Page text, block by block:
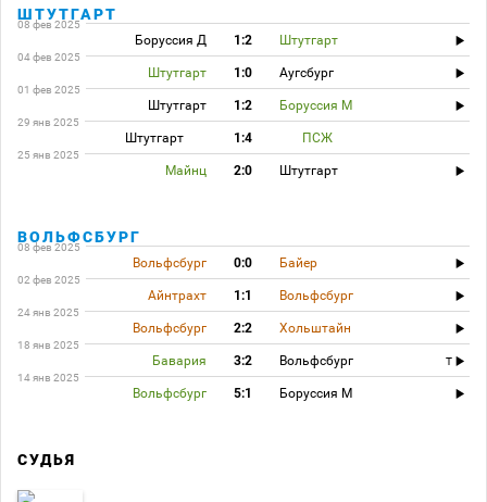
ШТУТГАРТ
08 фев 2025
Боруссия Д 1:2 Штутгарт
04 фев 2025
Штутгарт 1:0 Аугсбург
01 фев 2025
Штутгарт 1:2 Боруссия М
29 янв 2025
Штутгарт 1:4 ПСЖ
25 янв 2025
Майнц 2:0 Штутгарт
ВОЛЬФСБУРГ
08 фев 2025
Вольфсбург 0:0 Байер
02 фев 2025
Айнтрахт 1:1 Вольфсбург
24 янв 2025
Вольфсбург 2:2 Хольштайн
18 янв 2025
Бавария 3:2 Вольфсбург
T
14 янв 2025
Вольфсбург 5:1 Боруссия М
СУДЬЯ